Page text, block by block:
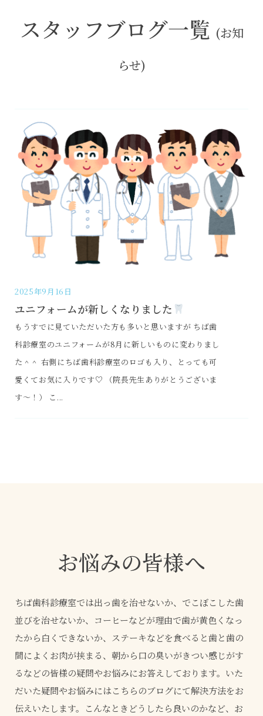
スタッフブログ一覧 (お知
らせ)
2025年9月16日
ユニフォームが新しくなりました
もうすでに見ていただいた方も多いと思いますが ちば歯
科診療室のユニフォームが8月に新しいものに変わりまし
た＾＾ 右側にちば歯科診療室のロゴも入り、とっても可
愛くてお気に入りです♡ （院長先生ありがとうございま
す～！） こ...
お悩みの皆様へ
ちば歯科診療室では出っ歯を治せないか、でこぼこした歯
並びを治せないか、コーヒーなどが理由で歯が黄色くなっ
たから白くできないか、ステーキなどを食べると歯と歯の
間によくお肉が挟まる、朝から口の臭いがきつい感じがす
るなどの皆様の疑問やお悩みにお答えしております。いた
だいた疑問やお悩みにはこちらのブログにて解決方法をお
伝えいたします。こんなときどうしたら良いのかなど、お